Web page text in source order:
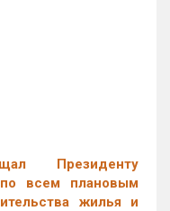
Президенту
по всем плановым
жилья и